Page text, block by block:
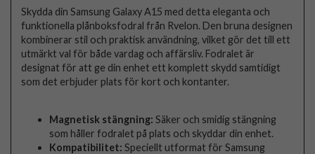
Skydda din Samsung Galaxy A15 med detta eleganta och
funktionella plånboksfodral från Rvelon. Den bruna designen
kombinerar stil och praktisk användning, vilket gör det till ett
utmärkt val för både vardag och affärsliv. Fodralet är
designat för att ge din enhet ett komplett skydd samtidigt
som det erbjuder plats för kort och kontanter.
Magnetisk stängning: Säker och smidig stängning
som håller fodralet på plats och skyddar din enhet.
Kompatibilitet: Speciellt utformat för Samsung